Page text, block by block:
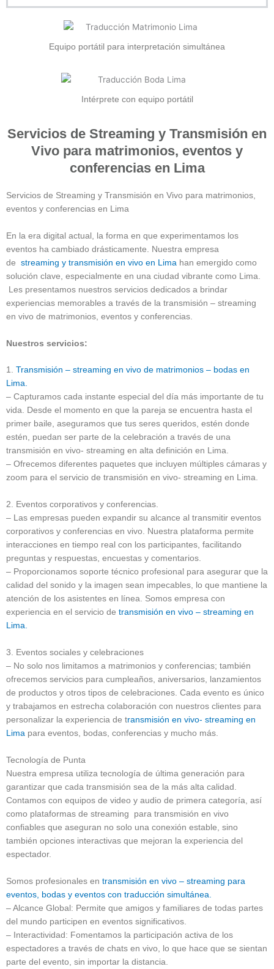
Equipo portátil para interpretación simultánea
Intérprete con equipo portátil
Servicios de Streaming y Transmisión en
Vivo para matrimonios, eventos y
conferencias en Lima
Servicios de Streaming y Transmisión en Vivo para matrimonios,
eventos y conferencias en Lima
En la era digital actual, la forma en que experimentamos los
eventos ha cambiado drásticamente. Nuestra empresa
de streaming y transmisión en vivo en Lima han emergido como
solución clave, especialmente en una ciudad vibrante como Lima.
Les presentamos nuestros servicios dedicados a brindar
experiencias memorables a través de la transmisión – streaming
en vivo de matrimonios, eventos y conferencias.
Nuestros servicios:
1. Transmisión – streaming en vivo de matrimonios – bodas en
Lima.
– Capturamos cada instante especial del día más importante de tu
vida. Desde el momento en que la pareja se encuentra hasta el
primer baile, aseguramos que tus seres queridos, estén donde
estén, puedan ser parte de la celebración a través de una
transmisión en vivo- streaming en alta definición en Lima.
– Ofrecemos diferentes paquetes que incluyen múltiples cámaras y
zoom para el servicio de transmisión en vivo- streaming en Lima.
2. Eventos corporativos y conferencias.
– Las empresas pueden expandir su alcance al transmitir eventos
corporativos y conferencias en vivo. Nuestra plataforma permite
interacciones en tiempo real con los participantes, facilitando
preguntas y respuestas, encuestas y comentarios.
– Proporcionamos soporte técnico profesional para asegurar que la
calidad del sonido y la imagen sean impecables, lo que mantiene la
atención de los asistentes en línea. Somos empresa con
experiencia en el servicio de transmisión en vivo – streaming en
Lima.
3. Eventos sociales y celebraciones
– No solo nos limitamos a matrimonios y conferencias; también
ofrecemos servicios para cumpleaños, aniversarios, lanzamientos
de productos y otros tipos de celebraciones. Cada evento es único
y trabajamos en estrecha colaboración con nuestros clientes para
personalizar la experiencia de transmisión en vivo- streaming en
Lima para eventos, bodas, conferencias y mucho más.
Tecnología de Punta
Nuestra empresa utiliza tecnología de última generación para
garantizar que cada transmisión sea de la más alta calidad.
Contamos con equipos de video y audio de primera categoría, así
como plataformas de streaming para transmisión en vivo
confiables que aseguran no solo una conexión estable, sino
también opciones interactivas que mejoran la experiencia del
espectador.
Somos profesionales en transmisión en vivo – streaming para
eventos, bodas y eventos con traducción simultánea.
– Alcance Global: Permite que amigos y familiares de todas partes
del mundo participen en eventos significativos.
– Interactividad: Fomentamos la participación activa de los
espectadores a través de chats en vivo, lo que hace que se sientan
parte del evento, sin importar la distancia.